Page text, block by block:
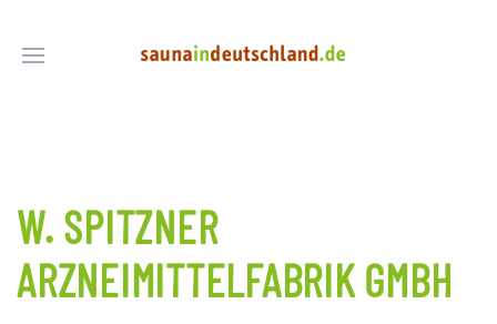
W. SPITZNER
ARZNEIMITTELFABRIK GMBH